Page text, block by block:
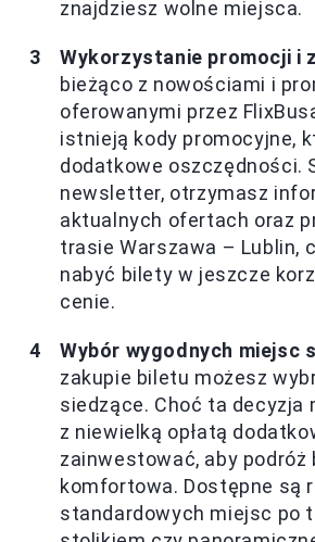
znajdziesz wolne miejsca.
Wykorzystanie promocji i
bieżąco z nowościami i
oferowanymi przez
istnieją kody promocyjne,
dodatkowe oszczędności.
newsletter, otrzymasz
aktualnych ofertach oraz
trasie Warszawa – Lublin,
nabyć bilety w jeszcze
cenie.
Wybór wygodnych miejsc
zakupie biletu możesz
siedzące. Choć ta decyzja
z niewielką opłatą
zainwestować, aby podróż
komfortowa. Dostępne są
standardowych miejsc po